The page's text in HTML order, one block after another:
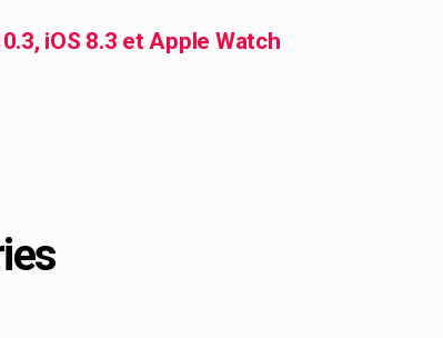
iOS 8.3 et Apple Watch